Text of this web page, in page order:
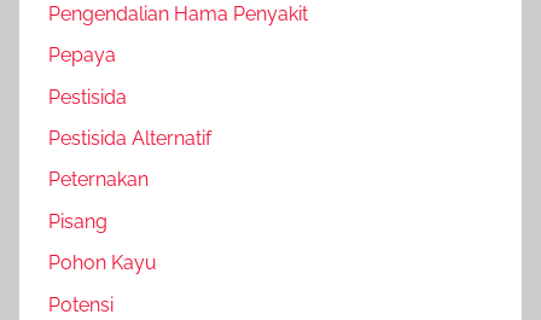
Pengendalian Hama Penyakit
Pepaya
Pestisida
Pestisida Alternatif
Peternakan
Pisang
Pohon Kayu
Potensi